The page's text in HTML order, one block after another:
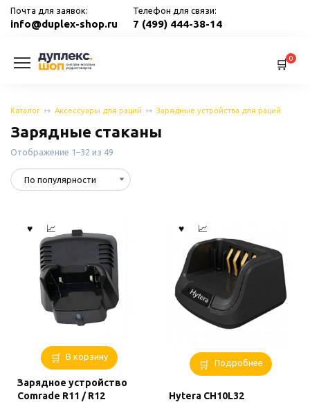
Перейти
Почта для заявок:
info@duplex-shop.ru
Телефон для связи:
7 (499) 444-38-14
0
Каталог Аксессуары для раций Зарядные устройства для раций
Зарядные стаканы
Отображение 1–32 из 49
популярности
В корзину
Зарядное устройство
Comrade R11 / R12
Подробнее
Hytera CH10L32